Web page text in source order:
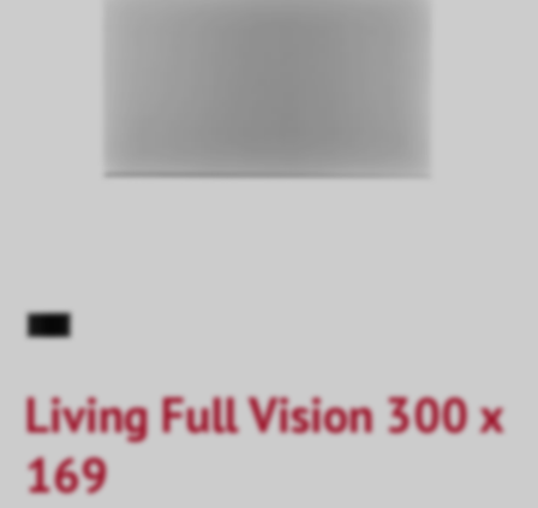
Living Full Vision 300 x
169